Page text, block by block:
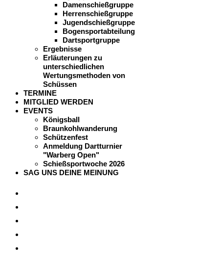
Damenschießgruppe
Herrenschießgruppe
Jugendschießgruppe
Bogensportabteilung
Dartsportgruppe
Ergebnisse
Erläuterungen zu
unterschiedlichen
Wertungsmethoden von
Schüssen
TERMINE
MITGLIED WERDEN
EVENTS
Königsball
Braunkohlwanderung
Schützenfest
Anmeldung Dartturnier
"Warberg Open"
Schießsportwoche 2026
SAG UNS DEINE MEINUNG